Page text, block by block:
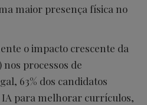
maior presença física no
o impacto crescente da
processos de
63% dos candidatos
para melhorar currículos,